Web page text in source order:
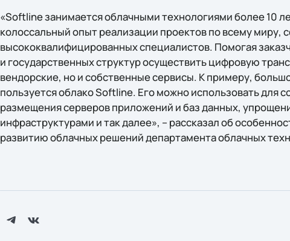
«Softline занимается облачными технологиями более 10
колоссальный опыт реализации проектов по всему миру,
высококвалифицированных специалистов. Помогая
и государственных структур осуществить цифровую
вендорские, но и собственные сервисы. К примеру,
пользуется облако Softline. Его можно использовать для
размещения серверов приложений и баз данных,
инфраструктурами и так далее», – рассказал об
развитию облачных решений департамента облачных